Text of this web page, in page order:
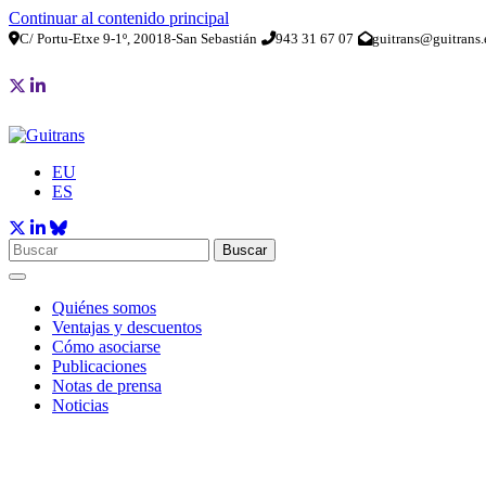
Continuar al contenido principal
C/ Portu-Etxe 9-1º, 20018-San Sebastián 943 31 67 07
EU
ES
Buscar
Quiénes somos
Ventajas y descuentos
Cómo asociarse
Publicaciones
Notas de prensa
Noticias